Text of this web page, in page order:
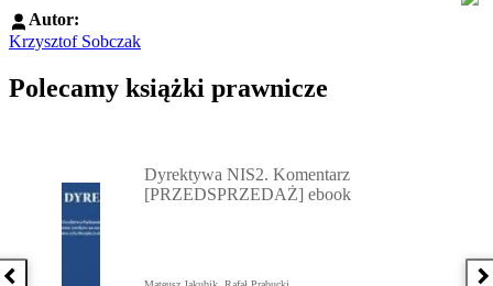
Autor:
Krzysztof Sobczak
Polecamy książki prawnicze
Dyrektywa NIS2. Komentarz
[PRZEDSPRZEDAŻ] ebook